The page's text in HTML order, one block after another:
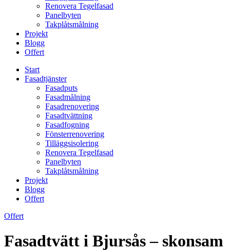
Renovera Tegelfasad
Panelbyten
Takplåtsmålning
Projekt
Blogg
Offert
Start
Fasadtjänster
Fasadputs
Fasadmålning
Fasadrenovering
Fasadtvättning
Fasadfogning
Fönsterrenovering
Tilläggsisolering
Renovera Tegelfasad
Panelbyten
Takplåtsmålning
Projekt
Blogg
Offert
Offert
Fasadtvätt i Bjursås – skonsam